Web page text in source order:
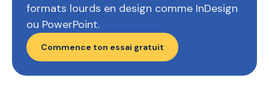
formats lourds en design comme InDesign
ou PowerPoint.
Commence ton essai gratuit